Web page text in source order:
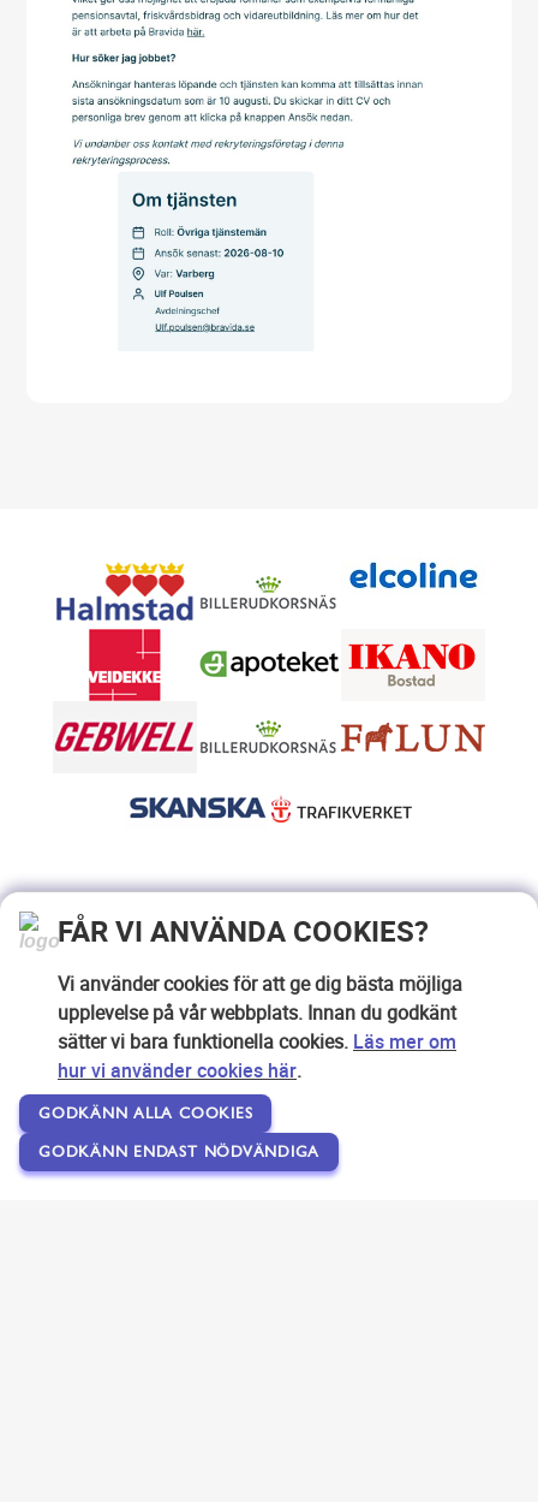
FÅR VI ANVÄNDA COOKIES?
Vi använder cookies för att ge dig bästa möjliga
upplevelse på vår webbplats. Innan du godkänt
sätter vi bara funktionella cookies. Läs mer om
hur vi använder cookies här.
GODKÄNN ALLA COOKIES
GODKÄNN ENDAST NÖDVÄNDIGA